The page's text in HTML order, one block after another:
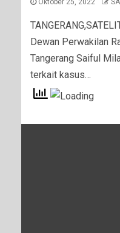
Oktober 25, 2022
Dewan Perwakilan
Tangerang Saiful
terkait kasus…